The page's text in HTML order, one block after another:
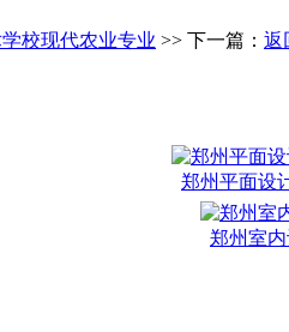
校现代农业专业 >> 下一篇： 返
郑州平面设
郑州室